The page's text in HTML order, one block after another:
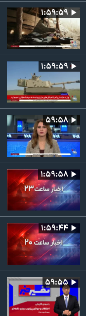
۱:۵۹:۵۹
۱:۵۹:۵۹
۵۹:۵۸
۱:۵۹:۵۸
۱:۵۹:۴۴
۵۹:۵۵